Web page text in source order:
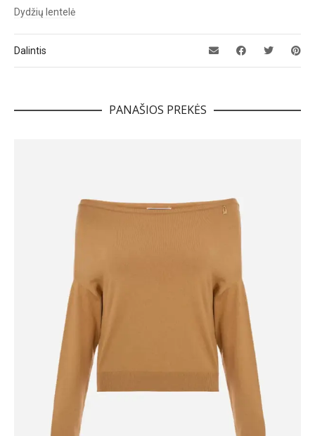
Dydžių lentelė
Dalintis
PANAŠIOS PREKĖS